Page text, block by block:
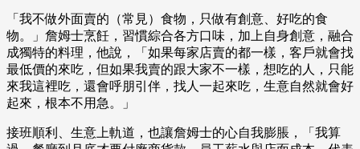
「我不做外面賣的（常見）食物，只做有創意、好吃的食
物。」詹姆士烹飪，習慣綜合各方口味，加上自身創意，融合
成獨特的料理，他說，「如果每家店賣的都一樣，客戶就會找
最低價的來吃，但如果我賣的跟大家不一樣，想吃的人，只能
來我這裡吃，還會呼朋引伴，找人一起來吃，生意自然就會好
起來，根本不用急。」
接班順利、生意上軌道，也讓詹姆士的心自我膨脹，「我算